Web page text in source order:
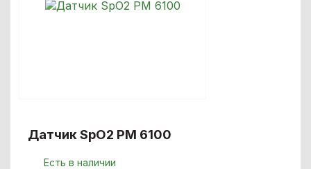
Датчик SpO2 РМ 6100
Есть в наличии